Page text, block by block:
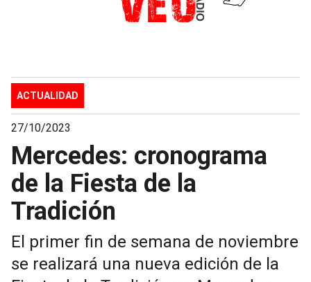
ACTUALIDAD
27/10/2023
Mercedes: cronograma
de la Fiesta de la
Tradición
El primer fin de semana de noviembre
se realizará una nueva edición de la